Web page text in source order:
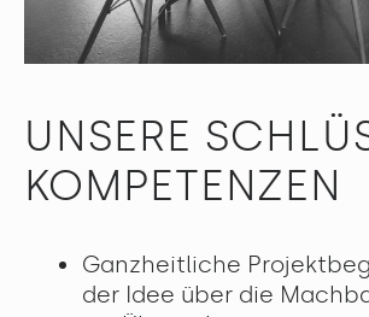
UNSERE
KOMPE­TENZEN
Ganzheitliche
der Idee über die